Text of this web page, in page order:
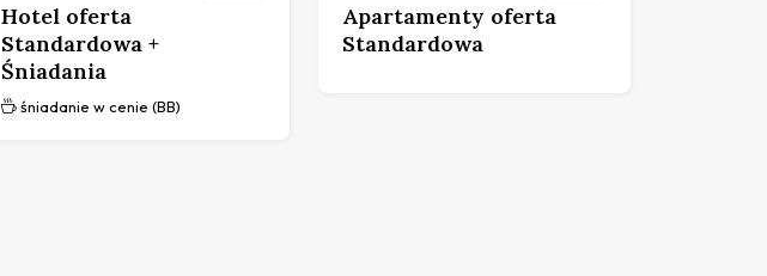
Hotel oferta
Standardowa +
Śniadania
śniadanie w cenie (BB)
Apartamenty oferta
Standardowa